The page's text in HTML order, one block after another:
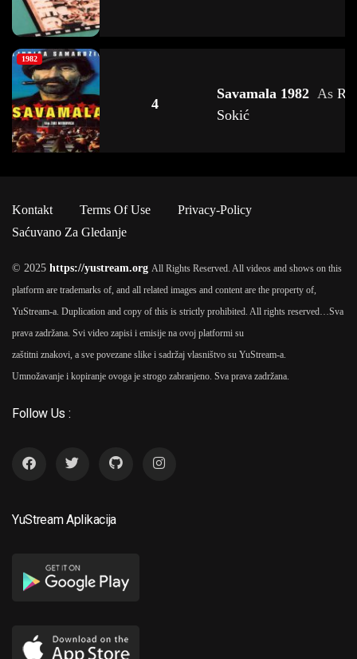
1982
4
Savamala 1982 As
Sokić
Tesna Koža 4 1991
1981
6
500 Kada 1981
Sokić
Kontakt Terms Of Use
Privacy-Policy
Saćuvano Za Gledanje
© 2025 https://yustream.org All Rights Reserved. All videos and shows on this
platform are trademarks of, and all related images and content are the property of,
YuStream-a. Duplication and copy of this is strictly prohibited. All rights reserved…Sva
prava zadržana. Svi video zapisi i emisije na ovoj platformi su
zaštitni znakovi, a sve povezane slike i sadržaj vlasništvo su YuStream-a.
Umnožavanje i kopiranje ovoga je strogo zabranjeno. Sva prava zadržana.
Follow Us :
YuStream Aplikacija